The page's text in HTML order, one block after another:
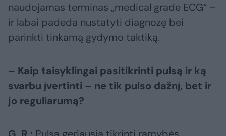
naudojamas terminas „medical grade ECG“ –
ir labai padeda nustatyti diagnozę bei
parinkti tinkamą gydymo taktiką.
– Kaip taisyklingai pasitikrinti pulsą ir ką
svarbu įvertinti – ne tik pulso dažnį, bet ir
jo reguliarumą?